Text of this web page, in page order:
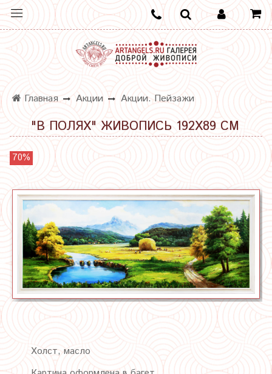
Главная Акции Акции. Пейзажи
"В ПОЛЯХ" ЖИВОПИСЬ 192Х89 СМ
70%
Холст, масло